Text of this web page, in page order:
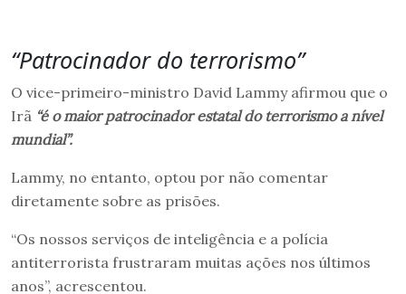
“Patrocinador do terrorismo”
O vice-primeiro-ministro David Lammy afirmou que o
Irã “é o maior patrocinador estatal do terrorismo a nível
mundial”.
Lammy, no entanto, optou por não comentar
diretamente sobre as prisões.
“Os nossos serviços de inteligência e a polícia
antiterrorista frustraram muitas ações nos últimos
anos”, acrescentou.